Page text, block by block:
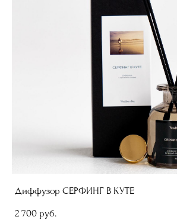
Диффузор СЕРФИНГ В КУТЕ
2 700 pуб.